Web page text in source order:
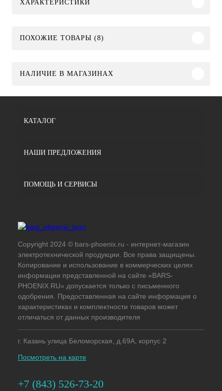
ХАРАКТЕРИСТИКИ
ПОХОЖИЕ ТОВАРЫ (8)
НАЛИЧИЕ В МАГАЗИНАХ
КАТАЛОГ
НАШИ ПРЕДЛОЖЕНИЯ
ПОМОЩЬ И СЕРВИСЫ
Copyright 2024 © bars-phoenix.ru - интернет-магазин
электротехнической продукции. Все права защищены.
Копирование и использование в коммерческих целях
информации представленной на сайте «BARS-
PHOENIX.RU» допускается только с письменного
одобрения. Предоставленная на сайте информация о
характеристиках и комплектности товаров может
отличаться от данных производителя
г. Казань улица Беломорская, д.69А, корпус 2
Посмотреть на карте
+7 (843) 526-73-20